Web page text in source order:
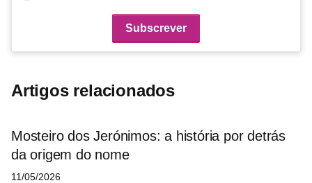
Artigos relacionados
Mosteiro dos Jerónimos: a história por detrás
da origem do nome
11/05/2026